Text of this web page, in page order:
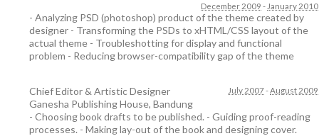
December 2009 - January 2010
- Analyzing PSD (photoshop) product of the theme created by
designer - Transforming the PSDs to xHTML/CSS layout of the
actual theme - Troubleshotting for display and functional
problem - Reducing browser-compatibility gap of the theme
Chief Editor & Artistic Designer
Ganesha Publishing House, Bandung
July 2007-August 2009
- Choosing book drafts to be published. - Guiding proof-reading
processes. - Making lay-out of the book and designing cover.